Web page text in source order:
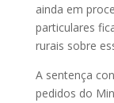
ainda em
particulares
rurais sobre
A sentença
pedidos do